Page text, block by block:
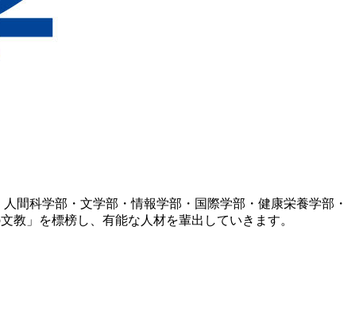
間科学部・文学部・情報学部・国際学部・健康栄養学部・
教」を標榜し、有能な人材を輩出していきます。